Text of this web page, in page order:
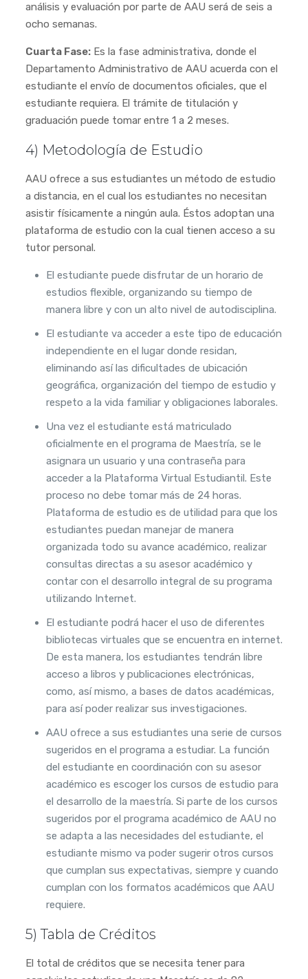
análisis y evaluación por parte de AAU será de seis a
ocho semanas.
Cuarta Fase:Es la fase administrativa, donde el
Departamento Administrativo de AAU acuerda con el
estudiante el envío de documentos oficiales, que el
estudiante requiera. El trámite de titulación y
graduación puede tomar entre 1 a 2 meses.
4) Metodología de Estudio
AAU ofrece a sus estudiantes un método de estudio
a distancia, en el cual los estudiantes no necesitan
asistir físicamente a ningún aula. Éstos adoptan una
plataforma de estudio con la cual tienen acceso a su
tutor personal.
El estudiante puede disfrutar de un horario de
estudios flexible, organizando su tiempo de
manera libre y con un alto nivel de autodisciplina.
El estudiante va acceder a este tipo de educación
independiente en el lugar donde residan,
eliminando así las dificultades de ubicación
geográfica, organización del tiempo de estudio y
respeto a la vida familiar y obligaciones laborales.
Una vez el estudiante está matriculado
oficialmente en el programa de Maestría, se le
asignara un usuario y una contraseña para
acceder a la Plataforma Virtual Estudiantil. Este
proceso no debe tomar más de 24 horas.
Plataforma de estudio es de utilidad para que los
estudiantes puedan manejar de manera
organizada todo su avance académico, realizar
consultas directas a su asesor académico y
contar con el desarrollo integral de su programa
utilizando Internet.
El estudiante podrá hacer el uso de diferentes
bibliotecas virtuales que se encuentra en internet.
De esta manera, los estudiantes tendrán libre
acceso a libros y publicaciones electrónicas,
como, así mismo, a bases de datos académicas,
para así poder realizar sus investigaciones.
AAU ofrece a sus estudiantes una serie de cursos
sugeridos en el programa a estudiar. La función
del estudiante en coordinación con su asesor
académico es escoger los cursos de estudio para
el desarrollo de la maestría. Si parte de los cursos
sugeridos por el programa académico de AAU no
se adapta a las necesidades del estudiante, el
estudiante mismo va poder sugerir otros cursos
que cumplan sus expectativas, siempre y cuando
cumplan con los formatos académicos que AAU
requiere.
5) Tabla de Créditos
El total de créditos que se necesita tener para